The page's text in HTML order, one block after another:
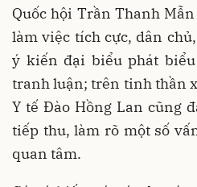
Quốc hội Trần Thanh
làm việc tích cực, dân
ý kiến đại biểu phát
tranh luận; trên tinh thần
Y tế Đào Hồng Lan cũng
tiếp thu, làm rõ một số
quan tâm.